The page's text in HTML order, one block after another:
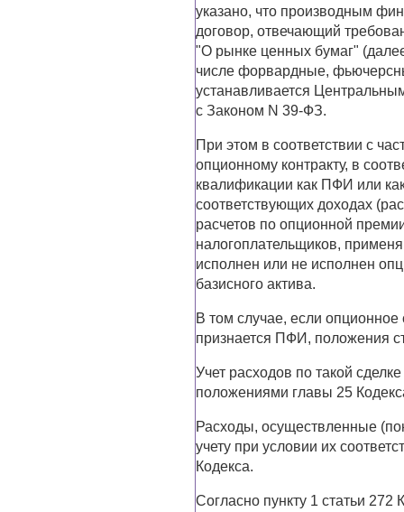
указано, что производным
договор, отвечающий
"О рынке ценных бумаг"
числе форвардные,
устанавливается
с Законом N 39-ФЗ.
При этом в соответствии с
опционному контракту, в
квалификации как ПФИ или
соответствующих доходах
расчетов по опционной
налогоплательщиков,
исполнен или не исполнен
базисного актива.
В том случае, если
признается ПФИ, положения
Учет расходов по такой
положениями главы 25
Расходы, осуществленные
учету при условии их
Кодекса.
Согласно пункту 1 статьи